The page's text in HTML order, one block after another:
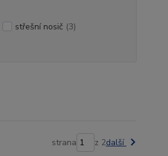
střešní nosič (3)
strana z 2další